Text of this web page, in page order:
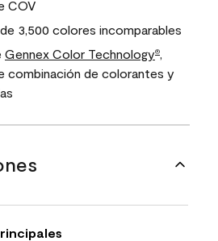
COV
3,500 colores incomparables
Gennex Color Technology®,
combinación de colorantes y